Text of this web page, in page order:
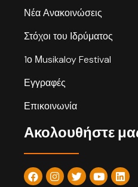
Νέα Ανακοινώσεις
Στόχοι του Ιδρύματος
1ο Μusikaloy Festival
Εγγραφές
Επικοινωνία
Ακολουθήστε